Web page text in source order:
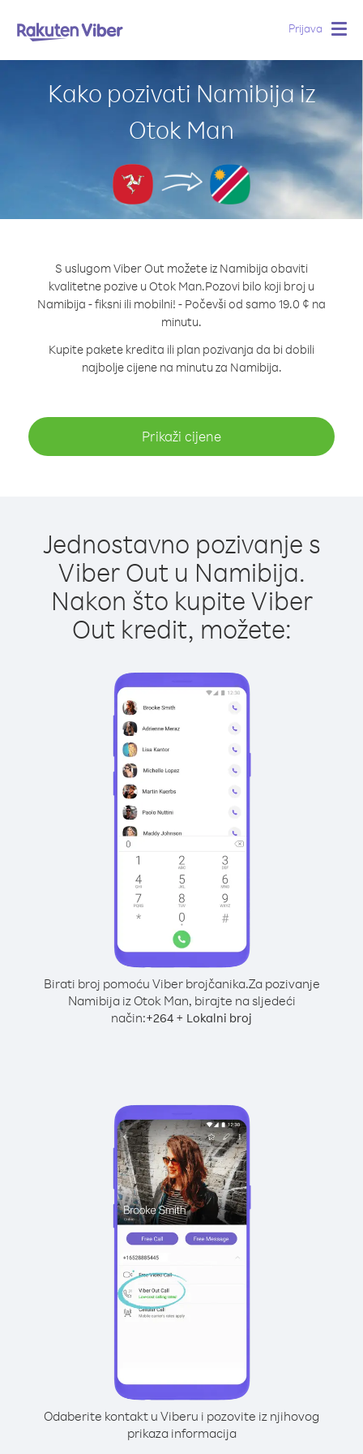
Prijava
Kako pozivati Namibija iz
Otok Man
S uslugom Viber Out možete iz Namibija obaviti
kvalitetne pozive u Otok Man.Pozovi bilo koji broj u
Namibija - fiksni ili mobilni! - Počevši od samo 19.0 ¢ na
minutu.
Kupite pakete kredita ili plan pozivanja da bi dobili
najbolje cijene na minutu za Namibija.
Prikaži cijene
Jednostavno pozivanje s
Viber Out u Namibija.
Nakon što kupite Viber
Out kredit, možete:
Birati broj pomoću Viber brojčanika.Za pozivanje
Namibija iz Otok Man, birajte na sljedeći
način:+264 + Lokalni broj
Odaberite kontakt u Viberu i pozovite iz njihovog
prikaza informacija